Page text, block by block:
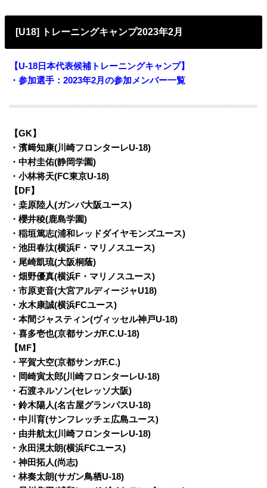
[U18] トレーニングキャンプ2023年2月
【U-18日本代表候補トレーニングキャンプ】
・参加選手：2023年2月の参加メンバー一覧
【GK】
・濱﨑知康(川崎フロンターレU-18)
・中村圭佑(静岡学園)
・小林将天(FC東京U-18)
【DF】
・桒原陸人(ガンバ大阪ユース)
・櫻井稜(鹿島学園)
・稲垣篤志(浦和レッドダイヤモンズユース)
・池田春汰(横浜F・マリノスユース)
・尾崎凱琉(大阪桐蔭)
・畑野優真(横浜F・マリノスユース)
・市原吏音(大宮アルディージャU18)
・水木康誠(横浜FCユース)
・本間ジャスティン(ヴィッセル神戸U-18)
・喜多壱也(京都サンガF.C.U-18)
【MF】
・平賀大空(京都サンガF.C.)
・岡崎寅太郎(川崎フロンターレU-18)
・石渡ネルソン(セレッソ大阪)
・鈴木陽人(名古屋グランパスU-18)
・中川育(サンフレッチェ広島ユース)
・由井航太(川崎フロンターレU-18)
・永田滉太朗(横浜FCユース)
・神田拓人(尚志)
・林奏太朗(サガン鳥栖U-18)